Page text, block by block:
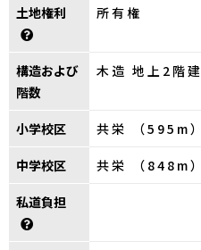
土地権利 所有権
構造および
階数
木造 地上2階建
小学校区 共栄 （595m）
中学校区 共栄 （848m）
私道負担